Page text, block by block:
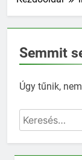
Semmit
Úgy tűnik,
Keresés: